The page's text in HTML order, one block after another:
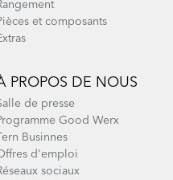
et composants
PROPOS DE NOUS
de presse
Good Werx
Tern Businnes
d'emploi
sociaux